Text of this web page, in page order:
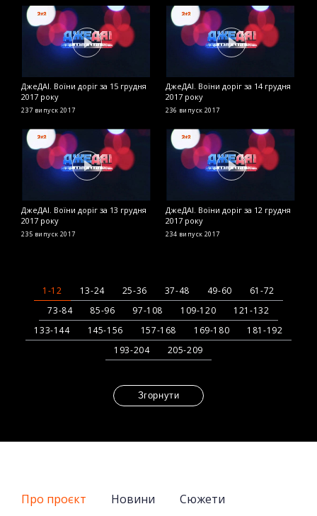
ДжеДАІ. Воїни доріг за 15 грудня
2017 року
237 випуск 2017
ДжеДАІ. Воїни доріг за 14 грудня
2017 року
236 випуск 2017
ДжеДАІ. Воїни доріг за 13 грудня
2017 року
235 випуск 2017
ДжеДАІ. Воїни доріг за 12 грудня
2017 року
234 випуск 2017
1-12 13-24 25-36 37-48 49-60
61-72
73-84
85-96 97-108 109-120
121-132
133-144
145-156 157-168 169-180
181-192
193-204
205-209
Згорнути
Про проєкт Новини Сюжети